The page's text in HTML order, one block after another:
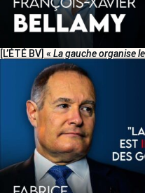
[L’ÉTÉ BV] « La gauche organise